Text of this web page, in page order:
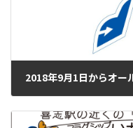
2018年8月31日